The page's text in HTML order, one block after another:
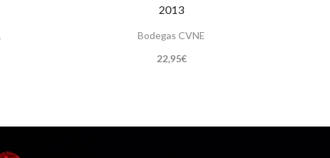
2013
Bodegas CVNE
22,95€